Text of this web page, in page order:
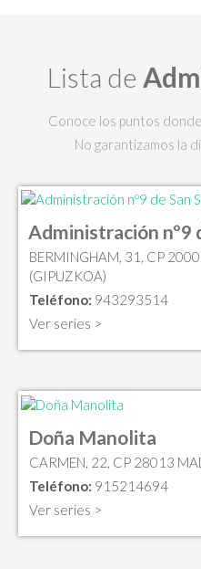
Lista de
Conoce los puntos
No garantizamos la
Administración nº9
BERMINGHAM, 31, CP
(GIPUZKOA)
Teléfono: 943293514
Ver series >
Doña Manolita
CARMEN, 22, CP 28013
Teléfono: 915214694
Ver series >